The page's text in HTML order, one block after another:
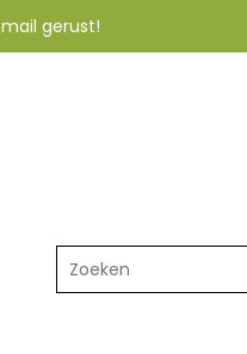
gerust!
Zoeken